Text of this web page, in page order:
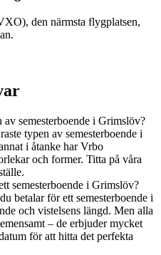
den närmsta flygplatsen,
semesterboende i Grimslöv?
typen av semesterboende i
i åtanke har Vrbo
och former. Titta på våra
semesterboende i Grimslöv?
betalar för ett semesterboende i
och vistelsens längd. Men alla
– de erbjuder mycket
för att hitta det perfekta